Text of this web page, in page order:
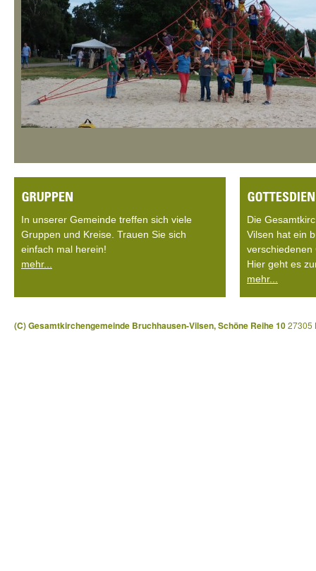
In unserer Gemeinde treffen sich viele
Gruppen und Kreise. Trauen Sie sich
einfach mal herein!
mehr...
Die
Vilsen hat ein
verschiedenen
Hier geht es
mehr...
(C) Gesamtkirchengemeinde Bruchhausen-Vilsen, Schöne Reihe 1027305